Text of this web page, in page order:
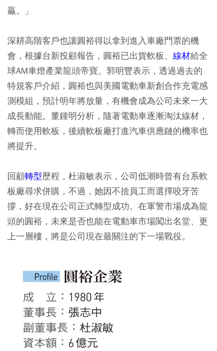
贏。」
深耕高階客戶也讓圓裕得以拿到進入車廠門票的機
會，根據台新投顧報告，圓裕已出貨軟板、 線材給全
球AM車燈產業龍頭帝寶。郭明豐表示，透過過去的
特規客戶介紹，圓裕也與美國電動車新創合作充電感
測模組，預計明年將放量，有機會成為公司未來一大
成長動能。董鍾明分析，隨著電動車逐漸淘汰線材，
轉而使用軟板，後續軟板廠打進汽車供應鏈的機率也
將提升。
回顧轉型歷程，杜淑敏表示，公司低潮時曾有台系軟
板廠尋求併購，不過，她因不捨員工而選擇咬牙苦
撐，好在現在公司正式轉型成功。在軍警市場成為龍
頭的圓裕，未來是否也能在電動車市場闖出名堂、更
上一層樓，將是公司現在最關注的下一場戰役。